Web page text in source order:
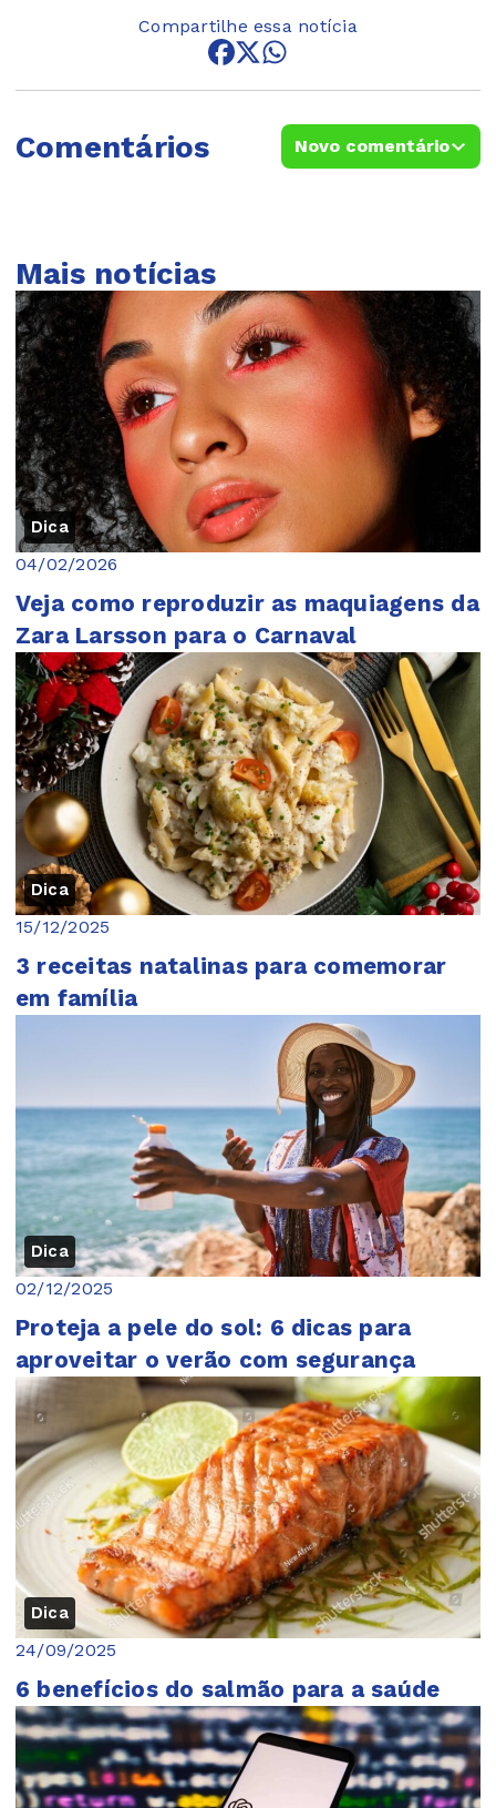
Compartilhe essa notícia
Comentários Novo comentário
Mais notícias
Dica
04/02/2026
Veja como reproduzir as maquiagens da
Zara Larsson para o Carnaval
Dica
15/12/2025
3 receitas natalinas para comemorar
em família
Dica
02/12/2025
Proteja a pele do sol: 6 dicas para
aproveitar o verão com segurança
Dica
24/09/2025
6 benefícios do salmão para a saúde